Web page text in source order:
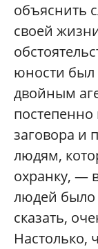
объяснить
своей
юности был
двойным
постепенно
заговора и
людям,
охранку, —
людей было
сказать,
Настолько,